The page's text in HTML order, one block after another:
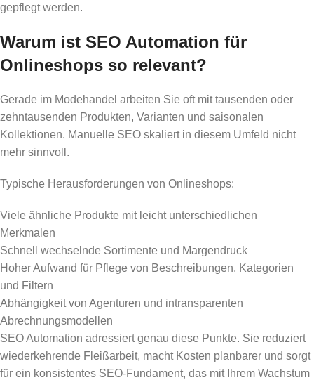
gepflegt werden.
Warum ist SEO Automation für
Onlineshops so relevant?
Gerade im Modehandel arbeiten Sie oft mit tausenden oder
zehntausenden Produkten, Varianten und saisonalen
Kollektionen. Manuelle SEO skaliert in diesem Umfeld nicht
mehr sinnvoll.
Typische Herausforderungen von Onlineshops:
Viele ähnliche Produkte mit leicht unterschiedlichen
Merkmalen
Schnell wechselnde Sortimente und Margendruck
Hoher Aufwand für Pflege von Beschreibungen, Kategorien
und Filtern
Abhängigkeit von Agenturen und intransparenten
Abrechnungsmodellen
SEO Automation adressiert genau diese Punkte. Sie reduziert
wiederkehrende Fleißarbeit, macht Kosten planbarer und sorgt
für ein konsistentes SEO-Fundament, das mit Ihrem Wachstum